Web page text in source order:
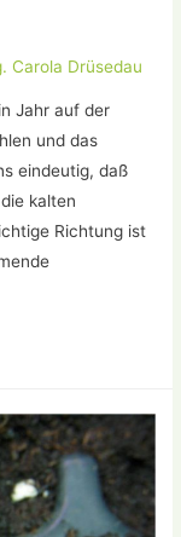
Carola Drüsedau
Jahr auf der
und das
eindeutig, daß
kalten
Richtung ist